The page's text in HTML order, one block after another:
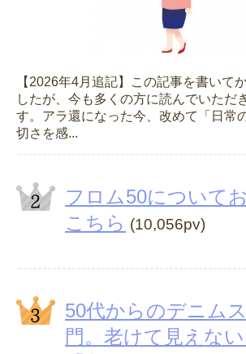
【2026年4月追記】この記事を書いて
したが、今も多くの方に読んでいただ
す。アラ還になった今、改めて「日常
切さを感...
フロム50について
こちら (10,056pv)
50代からのデニム
門。老けて見えな